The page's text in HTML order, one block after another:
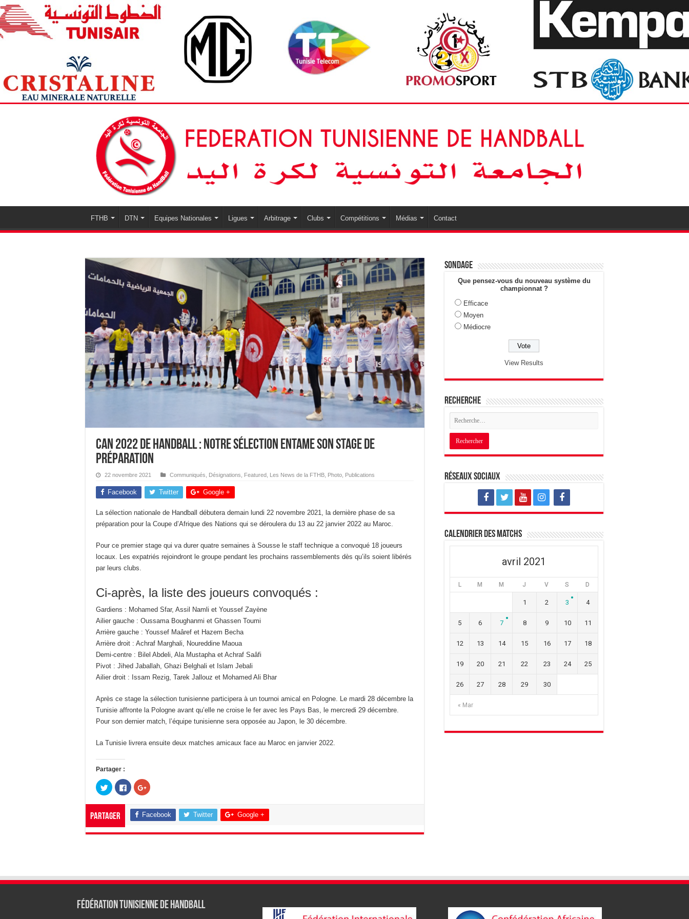
FTHB DTN Equipes Nationales Ligues Arbitrage Clubs Compétitions Médias Contact
CAN 2022 de Handball : notre sélection entame son stage de
préparation
22 novembre 2021 Communiqués Désignations Featured Les News de la FTHB Photo Publications
Facebook Twitter Google +
La sélection nationale de Handball débutera demain lundi 22 novembre 2021, la dernière phase de sa
préparation pour la Coupe d’Afrique des Nations qui se déroulera du 13 au 22 janvier 2022 au Maroc.
Pour ce premier stage qui va durer quatre semaines à Sousse le staff technique a convoqué 18 joueurs
locaux. Les expatriés rejoindront le groupe pendant les prochains rassemblements dès qu’ils soient libérés
par leurs clubs.
Ci-après, la liste des joueurs convoqués :
Gardiens : Mohamed Sfar, Assil Namli et Youssef Zayène
Ailier gauche : Oussama Boughanmi et Ghassen Toumi
Arrière gauche : Youssef Maâref et Hazem Becha
Arrière droit : Achraf Marghali, Noureddine Maoua
Demi-centre : Bilel Abdeli, Ala Mustapha et Achraf Saâfi
Pivot : Jihed Jaballah, Ghazi Belghali et Islam Jebali
Ailier droit : Issam Rezig, Tarek Jallouz et Mohamed Ali Bhar
Après ce stage la sélection tunisienne participera à un tournoi amical en Pologne. Le mardi 28 décembre la
Tunisie affronte la Pologne avant qu’elle ne croise le fer avec les Pays Bas, le mercredi 29 décembre.
Pour son dernier match, l’équipe tunisienne sera opposée au Japon, le 30 décembre.
La Tunisie livrera ensuite deux matches amicaux face au Maroc en janvier 2022.
Partager :
C
l
q
e
p
o
a
g
s
u
C
l
u
z
o
a
g
s
u
C
l
u
e
z
o
a
g
s
u
Partager Facebook Twitter Google +
Sondage
Que pensez-vous du nouveau système du
championnat ?
Efficace
Moyen
Médiocre
View Results
Recherche
Réseaux sociaux
Calendrier des matchs
avril 2021
L M M J V S D
« Mar
1 2 3 4
5 6 7 8 9 10 11
12 13 14 15 16 17 18
19 20 21 22 23 24 25
26 27 28 29 30
Fédération tunisienne de Handball